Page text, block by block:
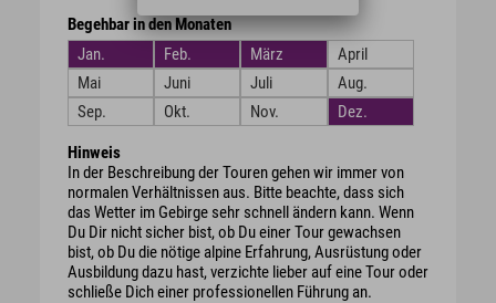
Begehbar in den Monaten
Jan.
Feb. März
April
Mai
Juni Juli
Aug.
Sep.
Okt. Nov. Dez.
Hinweis
In der Beschreibung der Touren gehen wir immer von
normalen Verhältnissen aus. Bitte beachte, dass sich
das Wetter im Gebirge sehr schnell ändern kann. Wenn
Du Dir nicht sicher bist, ob Du einer Tour gewachsen
bist, ob Du die nötige alpine Erfahrung, Ausrüstung oder
Ausbildung dazu hast, verzichte lieber auf eine Tour oder
schließe Dich einer professionellen Führung an.